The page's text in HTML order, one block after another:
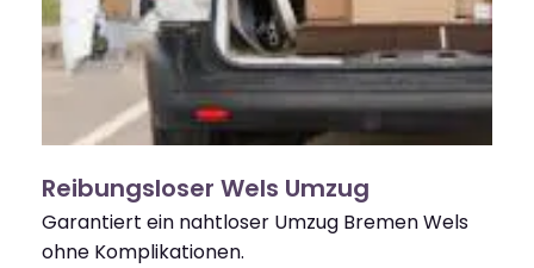
Reibungsloser Wels Umzug
Garantiert ein nahtloser Umzug Bremen Wels
ohne Komplikationen.